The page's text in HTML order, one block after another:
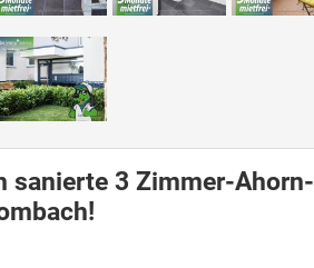
sanierte 3 Zimmer-Ahorn-